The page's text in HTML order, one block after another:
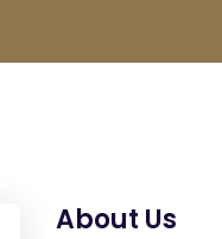
About Us